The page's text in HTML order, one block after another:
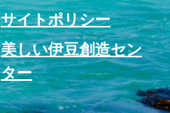
サイトポリシー
美しい伊豆創造セン
ター